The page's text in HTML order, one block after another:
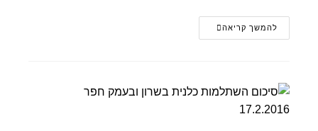
להמשך קריאה